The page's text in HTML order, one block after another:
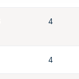
4
4